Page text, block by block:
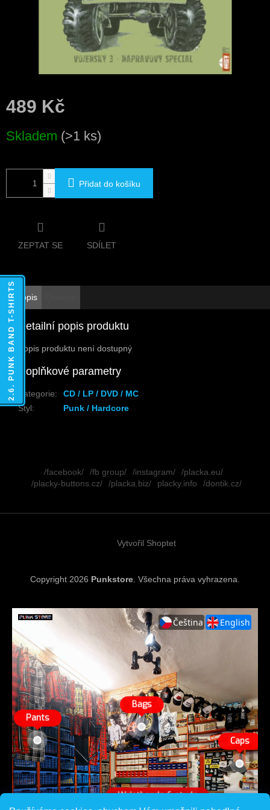
489 Kč
cena:
Skladem (>1 ks)
Přidat do košíku
ZEPTAT SE SDÍLET
Popis
Detailní popis produktu
Popis produktu není dostupný
Doplňkové parametry
Kategorie:
CD / LP / DVD / MC
Styl: Punk / Hardcore
/facebook/ /fb group/ /instagram/
/placka.eu/
/placky-buttons.cz/
/placka.biz/ placky.info /dontik.cz/
Vytvořil Shoptet
Copyright 2026 Punkstore . Všechna práva vyhrazena.
2.6. PUNK BAND T-SHIRTS